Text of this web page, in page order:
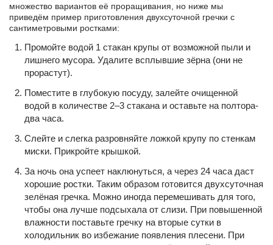
множество вариантов её проращивания, но ниже мы
приведём пример приготовления двухсуточной гречки с
сантиметровыми ростками:
Промойте водой 1 стакан крупы от возможной пыли и
лишнего мусора. Удалите всплывшие зёрна (они не
прорастут).
Поместите в глубокую посуду, залейте очищенной
водой в количестве 2–3 стакана и оставьте на полтора-
два часа.
Слейте и слегка разровняйте ложкой крупу по стенкам
миски. Прикройте крышкой.
За ночь она успеет наклюнуться, а через 24 часа даст
хорошие ростки. Таким образом готовится двухсуточная
зелёная гречка. Можно иногда перемешивать для того,
чтобы она лучше подсыхала от слизи. При повышенной
влажности поставьте гречку на вторые сутки в
холодильник во избежание появления плесени. При